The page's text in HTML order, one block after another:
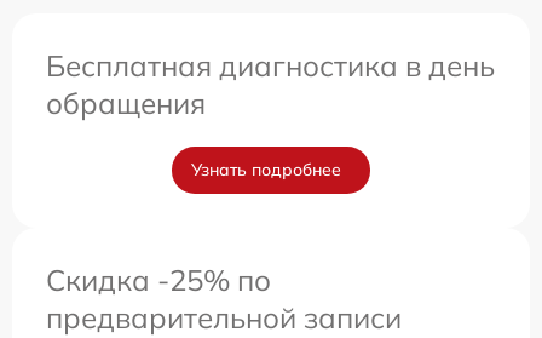
Бесплатная диагностика в день
обращения
Узнать подробнее
Скидка -25% по
предварительной записи